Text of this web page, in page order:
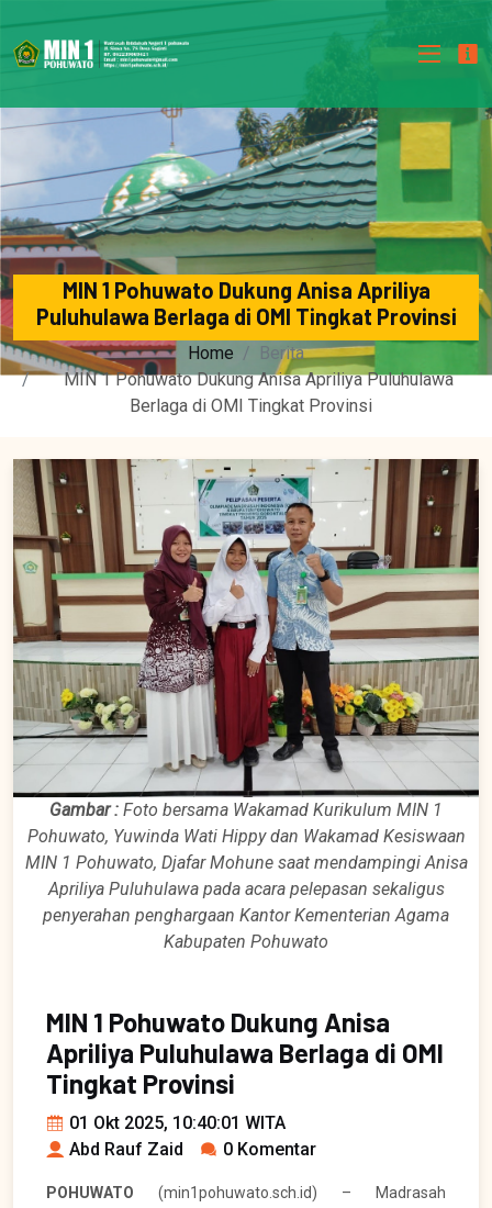
MIN 1 Pohuwato Dukung Anisa Apriliya
Puluhulawa Berlaga di OMI Tingkat Provinsi
Home
Berita
MIN 1 Pohuwato Dukung Anisa Apriliya Puluhulawa
Berlaga di OMI Tingkat Provinsi
Gambar : Foto bersama Wakamad Kurikulum MIN 1
Pohuwato, Yuwinda Wati Hippy dan Wakamad Kesiswaan
MIN 1 Pohuwato, Djafar Mohune saat mendampingi Anisa
Apriliya Puluhulawa pada acara pelepasan sekaligus
penyerahan penghargaan Kantor Kementerian Agama
Kabupaten Pohuwato
MIN 1 Pohuwato Dukung Anisa
Apriliya Puluhulawa Berlaga di OMI
Tingkat Provinsi
01 Okt 2025, 10:40:01 WITA
Abd Rauf Zaid
0 Komentar
POHUWATO (min1pohuwato.sch.id) – Madrasah